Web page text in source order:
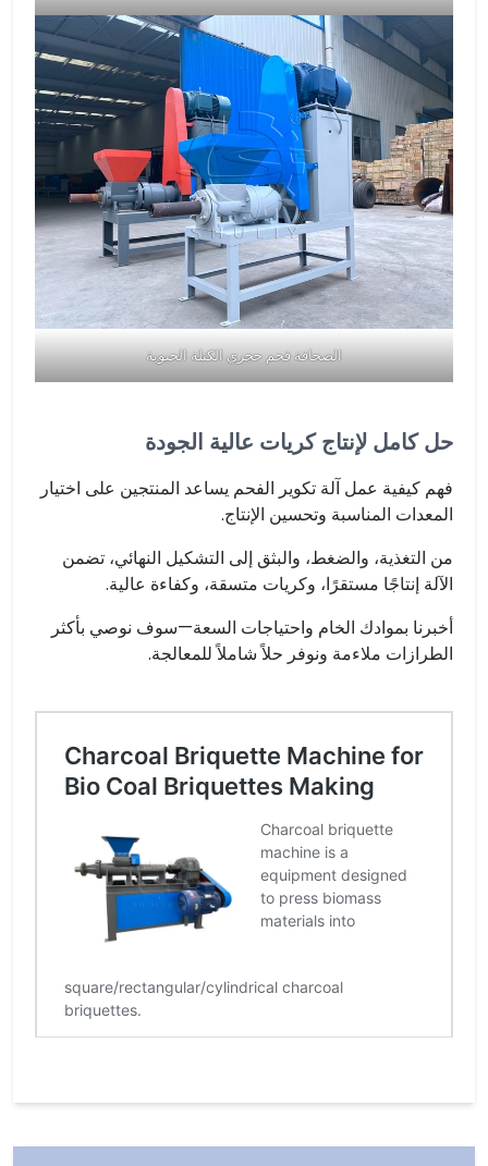
الصحافة فحم حجري الكتلة الحيوية
حل كامل لإنتاج كريات عالية الجودة
فهم كيفية عمل آلة تكوير الفحم يساعد المنتجين على اختيار
المعدات المناسبة وتحسين الإنتاج.
من التغذية، والضغط، والبثق إلى التشكيل النهائي، تضمن
الآلة إنتاجًا مستقرًا، وكريات متسقة، وكفاءة عالية.
أخبرنا بموادك الخام واحتياجات السعة—سوف نوصي بأكثر
الطرازات ملاءمة ونوفر حلاً شاملاً للمعالجة.